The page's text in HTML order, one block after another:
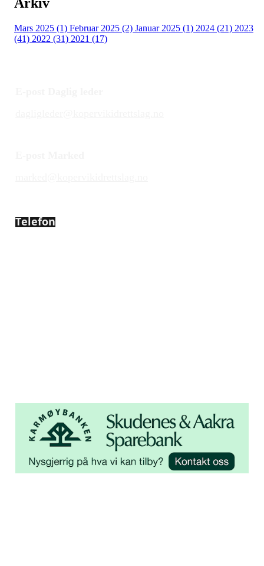
Mars 2025 (1) Februar 2025 (2) Januar 2025 (1) 2024 (21) 2023
(41) 2022 (31) 2021 (17)
Telefon